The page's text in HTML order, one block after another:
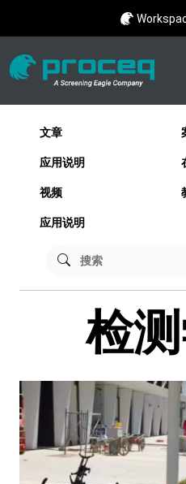
文章
应用说明
视频
应用说明
检